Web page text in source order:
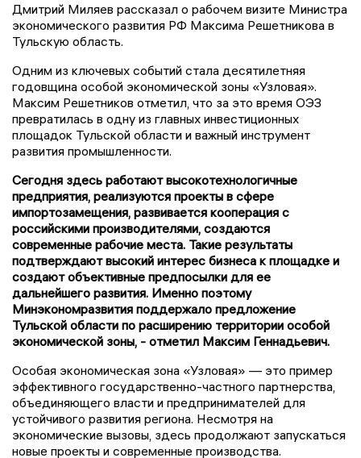
Дмитрий Миляев рассказал о рабочем визите Министра
экономического развития РФ Максима Решетникова в
Тульскую область.
Одним из ключевых событий стала десятилетняя
годовщина особой экономической зоны «Узловая».
Максим Решетников отметил, что за это время ОЭЗ
превратилась в одну из главных инвестиционных
площадок Тульской области и важный инструмент
развития промышленности.
Сегодня здесь работают высокотехнологичные
предприятия, реализуются проекты в сфере
импортозамещения, развивается кооперация с
российскими производителями, создаются
современные рабочие места. Такие результаты
подтверждают высокий интерес бизнеса к площадке и
создают объективные предпосылки для ее
дальнейшего развития. Именно поэтому
Минэкономразвития поддержало предложение
Тульской области по расширению территории особой
экономической зоны, - отметил Максим Геннадьевич.
Особая экономическая зона «Узловая» — это пример
эффективного государственно-частного партнерства,
объединяющего власти и предпринимателей для
устойчивого развития региона. Несмотря на
экономические вызовы, здесь продолжают запускаться
новые проекты и современные производства.